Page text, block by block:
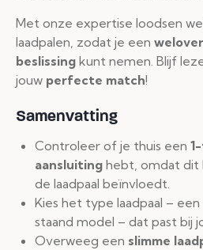
Met onze expertise loodsen
laadpalen, zodat je een
beslissing kunt nemen. Blijf
jouw perfecte match!
Samenvatting
Controleer of je thuis een
aansluiting hebt, omdat dit
de laadpaal beïnvloedt.
Kies het type laadpaal –
staand model – dat past bij
Overweeg een slimme